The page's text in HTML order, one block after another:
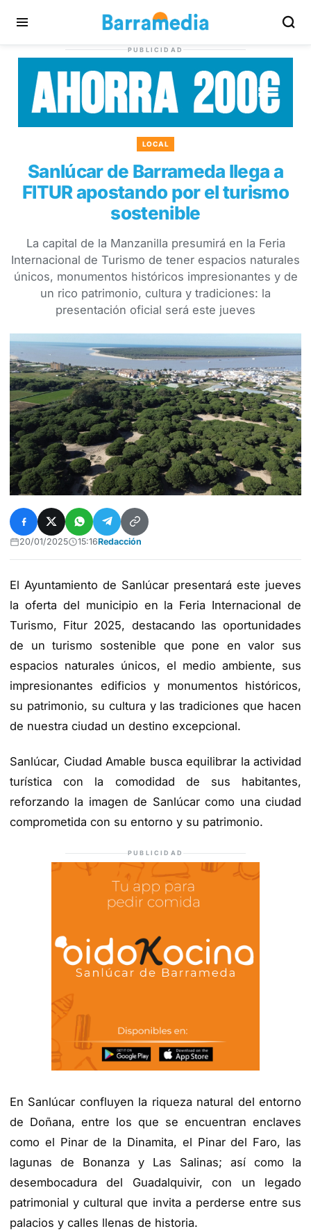
PUBLICIDAD
LOCAL
Sanlúcar de Barrameda llega a
FITUR apostando por el turismo
sostenible
La capital de la Manzanilla presumirá en la Feria
Internacional de Turismo de tener espacios naturales
únicos, monumentos históricos impresionantes y de
un rico patrimonio, cultura y tradiciones: la
presentación oficial será este jueves
20/01/2025 15:16Redacción
El Ayuntamiento de Sanlúcar presentará este jueves
la oferta del municipio en la Feria Internacional de
Turismo, Fitur 2025, destacando las oportunidades
de un turismo sostenible que pone en valor sus
espacios naturales únicos, el medio ambiente, sus
impresionantes edificios y monumentos históricos,
su patrimonio, su cultura y las tradiciones que hacen
de nuestra ciudad un destino excepcional.
Sanlúcar, Ciudad Amable busca equilibrar la actividad
turística con la comodidad de sus habitantes,
reforzando la imagen de Sanlúcar como una ciudad
comprometida con su entorno y su patrimonio.
PUBLICIDAD
En Sanlúcar confluyen la riqueza natural del entorno
de Doñana, entre los que se encuentran enclaves
como el Pinar de la Dinamita, el Pinar del Faro, las
lagunas de Bonanza y Las Salinas; así como la
desembocadura del Guadalquivir, con un legado
patrimonial y cultural que invita a perderse entre sus
palacios y calles llenas de historia.